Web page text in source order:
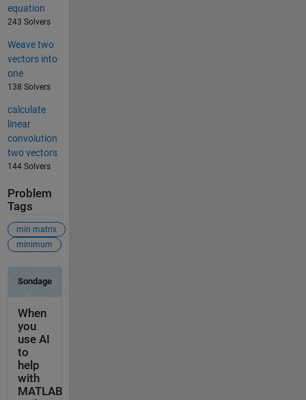
equation
243 Solvers
Weave two
vectors into
one
138 Solvers
calculate
linear
convolution
two vectors
144 Solvers
Problem
Tags
min matrix
minimum